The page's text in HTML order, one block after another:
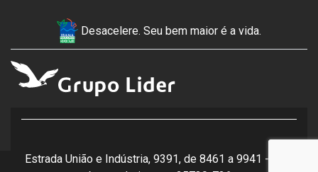
Desacelere. Seu bem maior é a vida.
Estrada União e Indústria, 9391, de 8461 a 9941 - lado